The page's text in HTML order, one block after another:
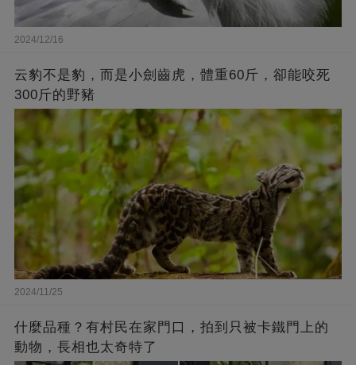
2024/12/16
云豹不是豹，而是小劍齒虎，體重60斤，卻能咬死
300斤的野豬
2024/11/25
什麼品種？有村民在家門口，拍到只被卡鐵門上的
動物，長相也太奇特了